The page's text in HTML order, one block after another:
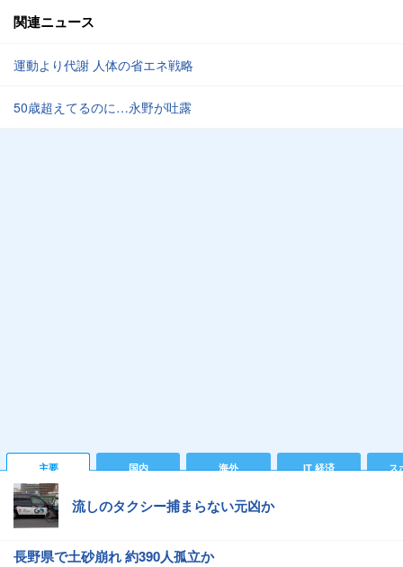
関連ニュース
運動より代謝 人体の省エネ戦略
50歳超えてるのに…永野が吐露
主要 国内 海外 IT 経済 ス
流しのタクシー捕まらない元凶か
長野県で土砂崩れ 約390人孤立か